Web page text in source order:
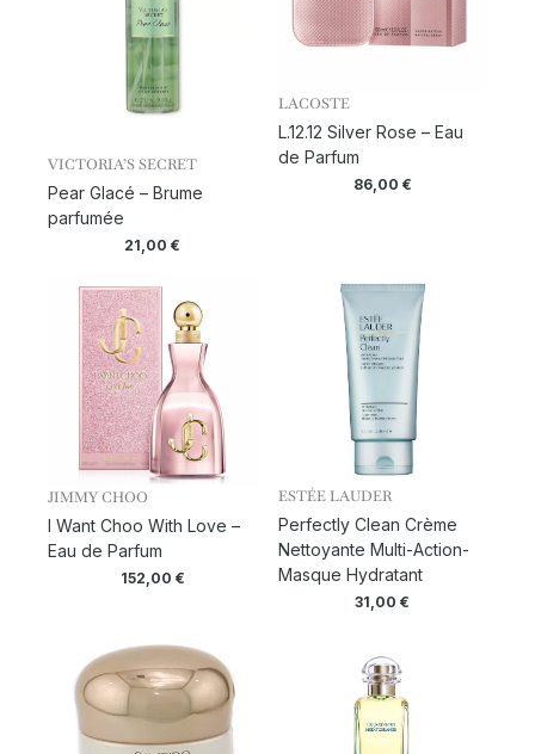
VICTORIA’S SECRET
Pear Glacé – Brume
parfumée
21,00€
LACOSTE
L.12.12 Silver Rose – Eau
de Parfum
86,00 €
JIMMY CHOO
I Want Choo With Love –
Eau de Parfum
152,00 €
ESTÉE LAUDER
Perfectly Clean Crème
Nettoyante Multi-Action-
Masque Hydratant
31,00€